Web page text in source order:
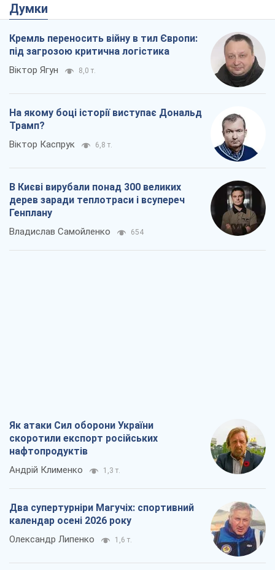
Думки
Кремль переносить війну в тил Європи:
під загрозою критична логістика
Віктор Ягун 8,0 т.
На якому боці історії виступає Дональд
Трамп?
Віктор Каспрук 6,8 т.
В Києві вирубали понад 300 великих
дерев заради теплотраси і всупереч
Генплану
Владислав Самойленко 654
Як атаки Сил оборони України
скоротили експорт російських
нафтопродуктів
Андрій Клименко 1,3 т.
Два супертурніри Магучіх: спортивний
календар осені 2026 року
Олександр Липенко 1,6 т.